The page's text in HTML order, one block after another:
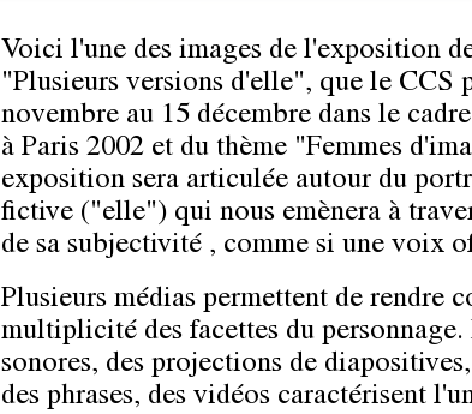
Voici l'une des images de l'exposition
"Plusieurs versions d'elle", que le CCS
novembre au 15 décembre dans le
à Paris 2002 et du thème "Femmes
exposition sera articulée autour du
fictive ("elle") qui nous emènera à
de sa subjectivité , comme si une voix
Plusieurs médias permettent de rendre
multiplicité des facettes du
sonores, des projections de
des phrases, des vidéos caractérisent